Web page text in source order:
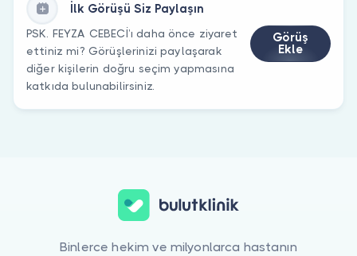
İlk Görüşü Siz Paylaşın
PSK. FEYZA CEBECİ’ı daha önce ziyaret
ettiniz mi? Görüşlerinizi paylaşarak
diğer kişilerin doğru seçim yapmasına
katkıda bulunabilirsiniz.
Görüş
Ekle
Binlerce hekim ve milyonlarca hastanın